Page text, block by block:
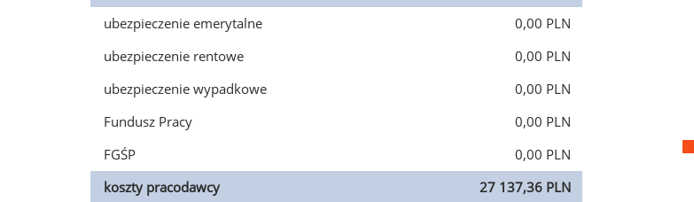
ubezpieczenie emerytalne
0,00 PLN
ubezpieczenie rentowe
0,00 PLN
ubezpieczenie wypadkowe
0,00 PLN
Fundusz Pracy
0,00 PLN
FGŚP
0,00 PLN
koszty pracodawcy
27 137,36 PLN